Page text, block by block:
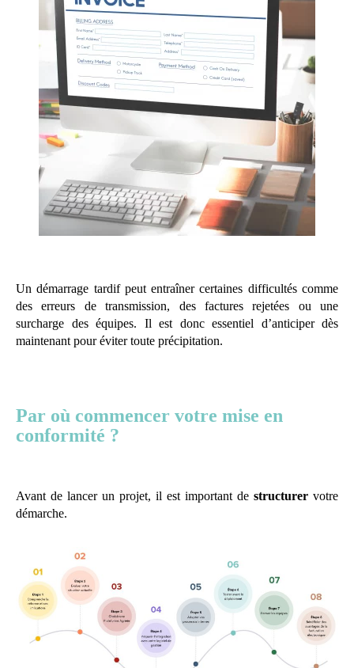
Un démarrage tardif peut entraîner certaines difficultés comme
des erreurs de transmission, des factures rejetées ou une
surcharge des équipes. Il est donc essentiel d’anticiper dès
maintenant pour éviter toute précipitation.
Par où commencer votre mise en
conformité ?
Avant de lancer un projet, il est important de structurer votre
démarche.